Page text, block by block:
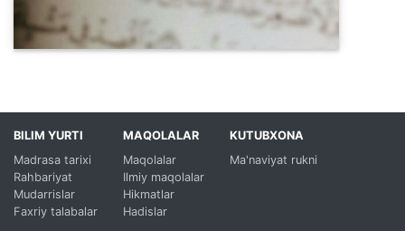
BILIM YURTI
Madrasa tarixi
Rahbariyat
Mudarrislar
Faxriy talabalar
MAQOLALAR
Maqolalar
Ilmiy maqolalar
Hikmatlar
Hadislar
KUTUBXONA
Ma'naviyat rukni